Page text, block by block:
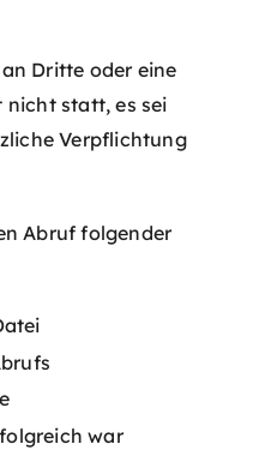
Dritte oder eine
statt, es sei
Verpflichtung
Abruf folgender
war